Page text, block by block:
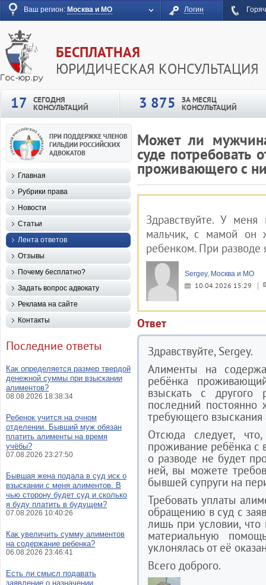
Ваш регион: Москва и МО Логин
БЕСПЛАТНАЯ
ЮРИДИЧЕСКАЯ КОНСУЛЬТАЦИЯ
17
СЕГОДНЯ
КОНСУЛЬТАЦИЙ 3 875 ЗА МЕСЯЦ
КОНСУЛЬТАЦИЙ
Может ли
суде потребовать
проживающего с
Здравствуйте. У меня
мальчик, с мамой он
ребенком. При разводе
Sergey, Москва и МО
10.04.2026 15:29
Ответ
Здравствуйте, Sergey.
Алименты на
ребёнка
взыскать с другого
последний постоянно
требующего взыскания
Отсюда следует,
проживание ребёнка с
о разводе не будет
ней, вы можете
бывшей супруги на
Требовать уплаты
обращению в суд с
лишь при условии,
материальную
уклонялась от её
Всего доброго.
Главная
Рубрики права
Новости
Статьи
Лента ответов
Отзывы
Почему бесплатно?
Задать вопрос адвокату
Реклама на сайте
Контакты
Последние ответы
Как определяется размер твердой
денежной суммы при взыскании
алиментов?
08.08.2026 18:38:34
Ребенок учится на очном
отделении. Бывший муж обязан
платить алименты на время
учёбы?
07.08.2026 23:27:50
Бывшая жена подала в суд иск о
взыскании с меня алиментов. В
чью сторону будет суд и сколько
я буду платить в будущем?
07.08.2026 10:40:26
Как увеличить сумму алиментов
на содержание ребенка?
06.08.2026 23:46:41
Есть ли смысл подавать
заявление о назначении